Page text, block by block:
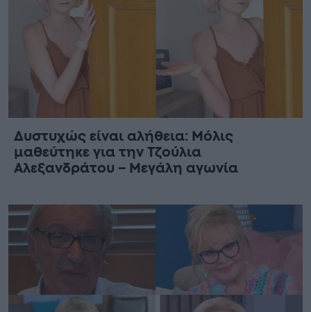
Δυστυχώς είναι αλήθεια: Μόλις
μαθεύτηκε για την Τζούλια
Αλεξανδράτου – Μεγάλη αγωνία